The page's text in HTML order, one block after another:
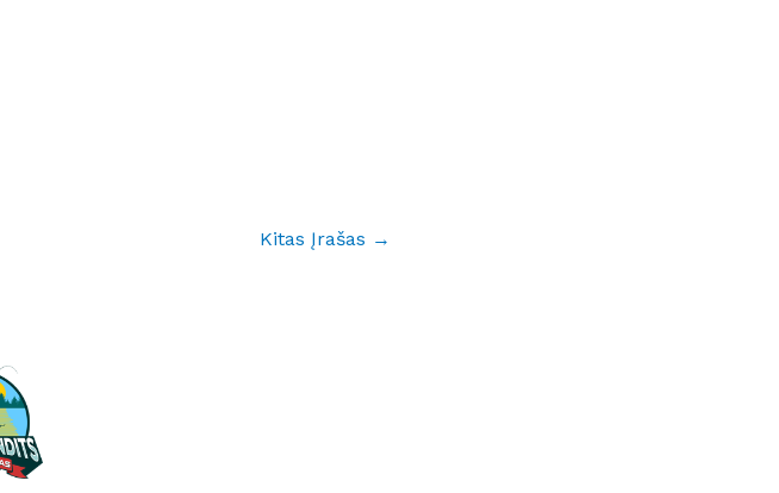
Kitas Įrašas →